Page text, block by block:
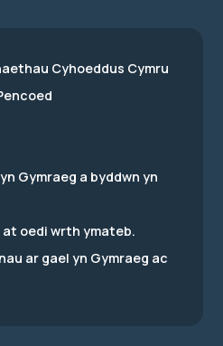
Cyhoeddus Cymru
Gymraeg a byddwn yn
at oedi wrth ymateb.
ar gael yn Gymraeg ac